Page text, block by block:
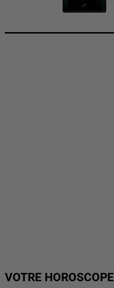
VOTRE HOROSCOPE